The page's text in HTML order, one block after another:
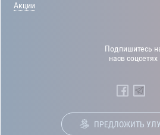
Акции
Подпишитесь
насв соцсетях
ПРЕДЛОЖИТЬ